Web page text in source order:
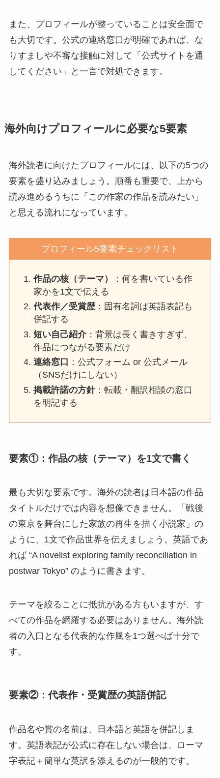
また、プロフィールが整っていることは安全面で
も大切です。公式の連絡窓口が明確であれば、な
りすましや不審な接触に対して「公式サイトを通
してください」と一言で対処できます。
海外向けプロフィールに必要な5要素
海外読者に向けたプロフィールには、以下の5つの
要素を盛り込みましょう。順番も重要で、上から
読み進めるうちに「この作家の作品を読みたい」
と思える流れになっています。
プロフィール5要素チェックリスト
作品の核（テーマ）
：何を書いている作
家かを1文で伝える
代表作／受賞歴 ：固有名詞は英語表記も
併記する
短い自己紹介：背景は長く書きすぎず、
作品につながる要素だけ
連絡窓口 ：公式フォーム or 公式メール
（SNSだけにしない）
掲載許諾の方針：転載・翻訳相談の窓口
を明記する
要素①：作品の核（テーマ）を1文で書く
最も大切な要素です。海外の読者は日本語の作品
タイトルだけでは内容を想像できません。「戦後
の東京を舞台にした家族の再生を描く小説家」の
ように、1文で作品世界を伝えましょう。英語であ
れば “A novelist exploring family reconciliation in
postwar Tokyo” のように書きます。
テーマを絞ることに抵抗がある方もいますが、す
べての作品を網羅する必要はありません。海外読
者の入口となる代表的な作風を1つ選べば十分で
す。
要素②：代表作・受賞歴の英語併記
作品名や賞の名前は、日本語と英語を併記しま
す。英語表記が公式に存在しない場合は、ローマ
字表記＋簡単な英訳を添えるのが一般的です。